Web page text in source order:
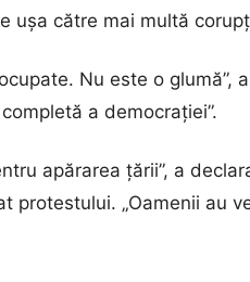
ușa către mai multă
Nu este o glumă”,
a democrației”.
apărarea țării”, a
protestului. „Oamenii au